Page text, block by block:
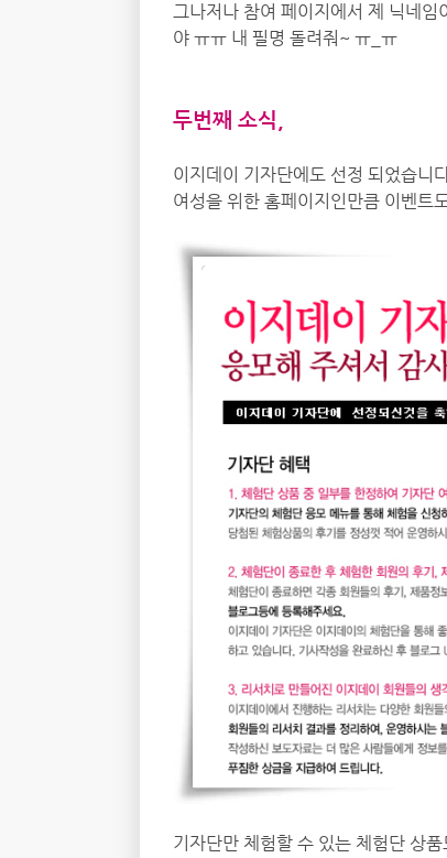
그나저나 참여 페이지에서 제 닉네
야 ㅠㅠ 내 필명 돌려줘~ ㅠ_ㅠ
두번째 소식,
이지데이 기자단에도 선정 되었습니
여성을 위한 홈페이지인만큼 이벤트
기자단만 체험할 수 있는 체험단 상